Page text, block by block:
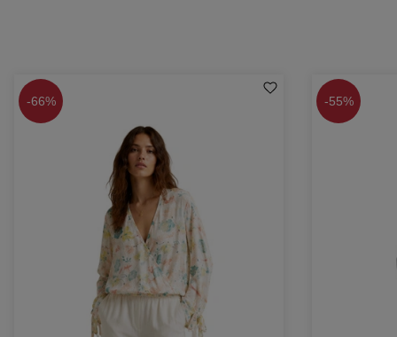
-66% -55%